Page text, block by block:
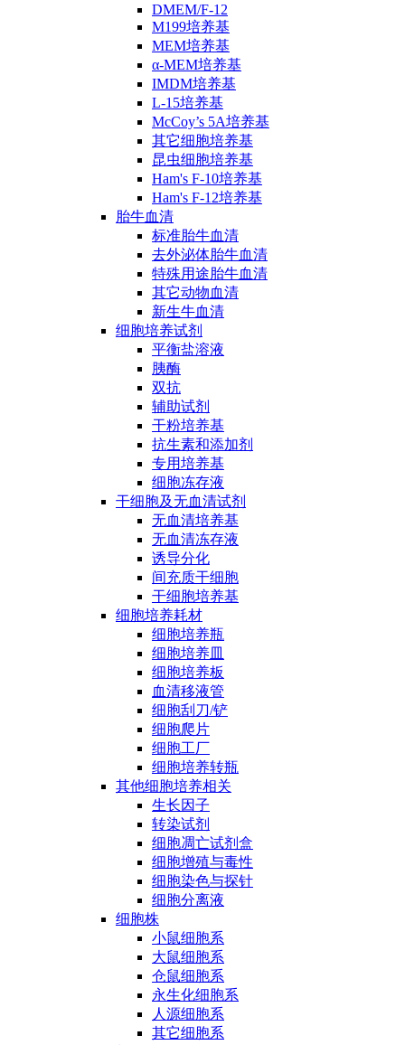
DMEM/F-12
M199培养基
MEM培养基
α-MEM培养基
IMDM培养基
L-15培养基
McCoy’s 5A培养基
其它细胞培养基
昆虫细胞培养基
Ham's F-10培养基
Ham's F-12培养基
胎牛血清
标准胎牛血清
去外泌体胎牛血清
特殊用途胎牛血清
其它动物血清
新生牛血清
细胞培养试剂
平衡盐溶液
胰酶
双抗
辅助试剂
干粉培养基
抗生素和添加剂
专用培养基
细胞冻存液
干细胞及无血清试剂
无血清培养基
无血清冻存液
诱导分化
间充质干细胞
干细胞培养基
细胞培养耗材
细胞培养瓶
细胞培养皿
细胞培养板
血清移液管
细胞刮刀/铲
细胞爬片
细胞工厂
细胞培养转瓶
其他细胞培养相关
生长因子
转染试剂
细胞凋亡试剂盒
细胞增殖与毒性
细胞染色与探针
细胞分离液
细胞株
小鼠细胞系
大鼠细胞系
仓鼠细胞系
永生化细胞系
人源细胞系
其它细胞系